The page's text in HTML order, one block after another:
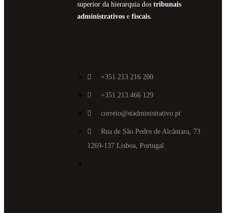
superior da hierarquia dos tribunais
administrativose fiscais.
+351 213 216 200
+351 213 466 129
correio@stadministrativo.pt
Rua de São Pedro de Alcântara, 73
1269-137 Lisboa, Portugal